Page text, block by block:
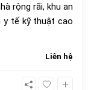
rộng rãi, khu an
y tế kỹ thuật cao
Liên hệ